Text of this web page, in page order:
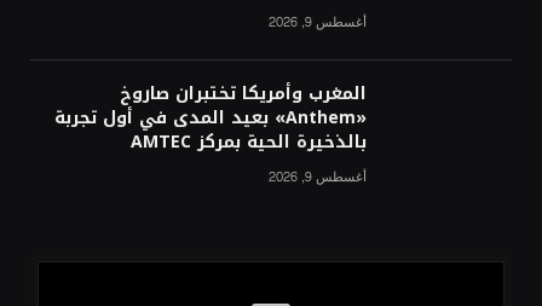
أغسطس 9, 2026
المغرب وأمريكا تختبران صاروخ
«Anthem» بعيد المدى في أول تجربة
بالذخيرة الحية بمركز AMTEC
أغسطس 9, 2026